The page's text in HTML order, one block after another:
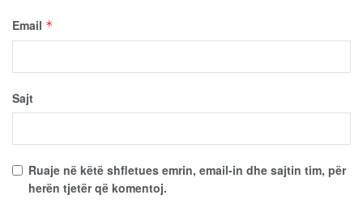
Email *
Sajt
Ruaje në këtë shfletues emrin, email-in dhe sajtin tim, për
herën tjetër që komentoj.